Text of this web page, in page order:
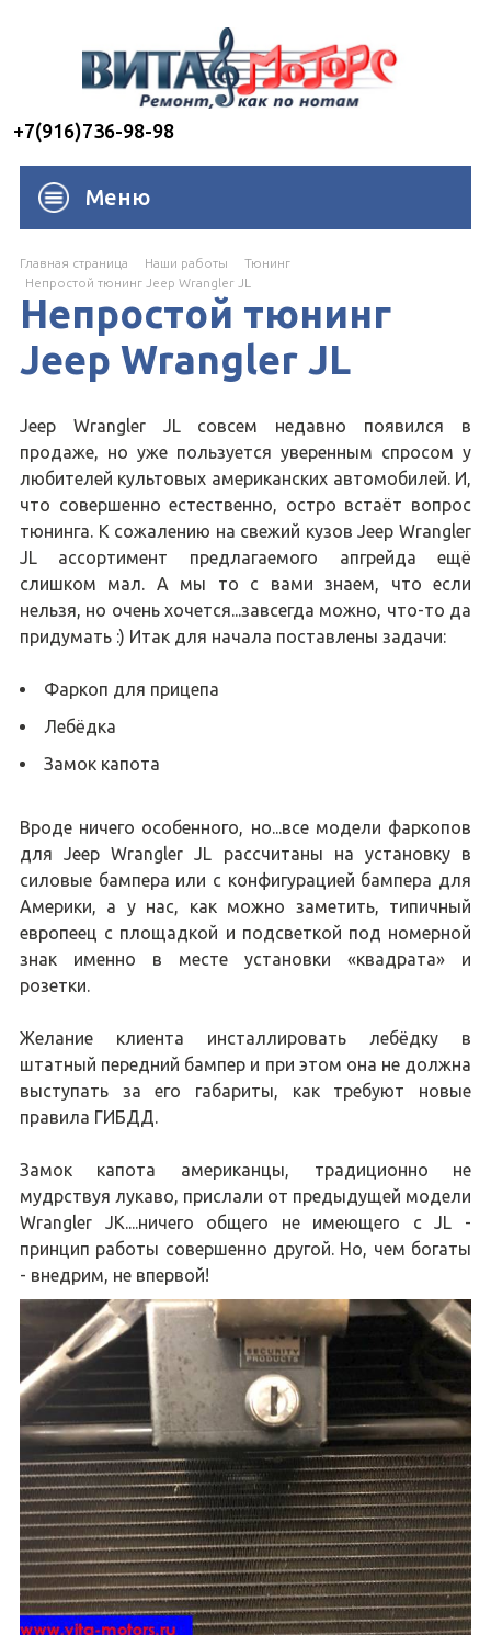
+7(916)736-98-98
Меню
Главная страница Наши работы
Тюнинг
Непростой тюнинг Jeep Wrangler JL
Непростой тюнинг
Jeep Wrangler JL
Jeep Wrangler JL совсем недавно появился в
продаже, но уже пользуется уверенным спросом у
любителей культовых американских автомобилей. И,
что совершенно естественно, остро встаёт вопрос
тюнинга. К сожалению на свежий кузов Jeep Wrangler
JL ассортимент предлагаемого апгрейда ещё
слишком мал. А мы то с вами знаем, что если
нельзя, но очень хочется...завсегда можно, что-то да
придумать :) Итак для начала поставлены задачи:
Фаркоп для прицепа
Лебёдка
Замок капота
Вроде ничего особенного, но...все модели фаркопов
для Jeep Wrangler JL рассчитаны на установку в
силовые бампера или с конфигурацией бампера для
Америки, а у нас, как можно заметить, типичный
европеец с площадкой и подсветкой под номерной
знак именно в месте установки «квадрата» и
розетки.
Желание клиента инсталлировать лебёдку в
штатный передний бампер и при этом она не должна
выступать за его габариты, как требуют новые
правила ГИБДД.
Замок капота американцы, традиционно не
мудрствуя лукаво, прислали от предыдущей модели
Wrangler JK....ничего общего не имеющего с JL -
принцип работы совершенно другой. Но, чем богаты
- внедрим, не впервой!